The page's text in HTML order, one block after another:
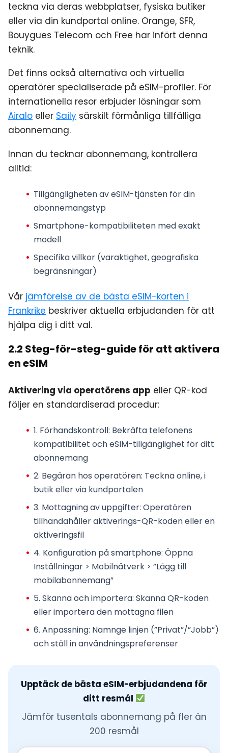
teckna via deras webbplatser, fysiska butiker
eller via din kundportal online. Orange, SFR,
Bouygues Telecom och Free har infört denna
teknik.
Det finns också alternativa och virtuella
operatörer specialiserade på eSIM-profiler. För
internationella resor erbjuder lösningar som
Airalo eller Saily särskilt förmånliga tillfälliga
abonnemang.
Innan du tecknar abonnemang, kontrollera
alltid:
Tillgängligheten av eSIM-tjänsten för din
abonnemangstyp
Smartphone-kompatibilitetenmed exakt
modell
Specifika villkor (varaktighet, geografiska
begränsningar)
Vår jämförelse av de bästa eSIM-korten i
Frankrike beskriver aktuella erbjudanden för att
hjälpa dig i ditt val.
2.2 Steg-för-steg-guide för att aktivera
en eSIM
Aktivering via operatörens app eller QR-kod
följer en standardiserad procedur:
1. Förhandskontroll: Bekräfta telefonens
kompatibilitet och eSIM-tillgänglighet för ditt
abonnemang
2. Begäran hos operatören: Teckna online, i
butik eller via kundportalen
3. Mottagning av uppgifter: Operatören
tillhandahålleraktiverings-QR-kodeneller en
aktiveringsfil
4. Konfiguration på smartphone: Öppna
Inställningar > Mobilnätverk > ”Lägg till
mobilabonnemang”
5. Skanna och importera: Skanna QR-koden
eller importera den mottagna filen
6. Anpassning: Namnge linjen (”Privat”/”Jobb”)
och ställ in användningspreferenser
Upptäck de bästa eSIM-erbjudandena för
ditt resmål
Jämför tusentals abonnemang på fler än
200 resmål